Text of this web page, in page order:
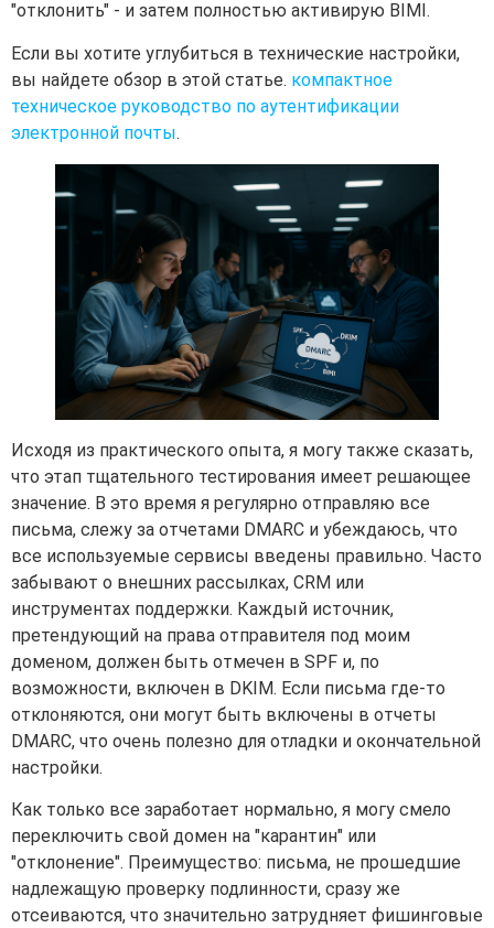
"отклонить" - и затем полностью активирую BIMI.
Если вы хотите углубиться в технические настройки,
вы найдете обзор в этой статье. компактное
техническое руководство по аутентификации
электронной почты.
Исходя из практического опыта, я могу также сказать,
что этап тщательного тестирования имеет решающее
значение. В это время я регулярно отправляю все
письма, слежу за отчетами DMARC и убеждаюсь, что
все используемые сервисы введены правильно. Часто
забывают о внешних рассылках, CRM или
инструментах поддержки. Каждый источник,
претендующий на права отправителя под моим
доменом, должен быть отмечен в SPF и, по
возможности, включен в DKIM. Если письма где-то
отклоняются, они могут быть включены в отчеты
DMARC, что очень полезно для отладки и окончательной
настройки.
Как только все заработает нормально, я могу смело
переключить свой домен на "карантин" или
"отклонение". Преимущество: письма, не прошедшие
надлежащую проверку подлинности, сразу же
отсеиваются, что значительно затрудняет фишинговые